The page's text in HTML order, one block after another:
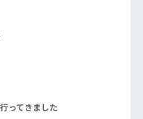
ってきました